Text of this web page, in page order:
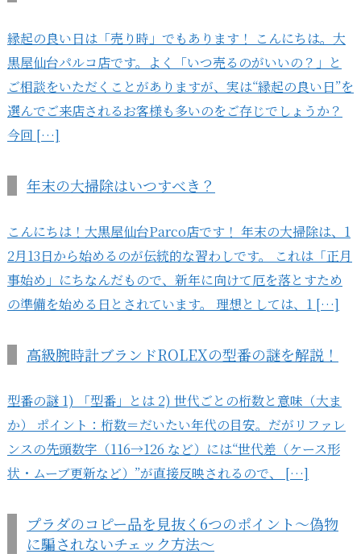
縁起の良い日は「売り時」でもあります！ こんにちは。大
黒屋仙台パルコ店です。よく「いつ売るのがいいの？」と
ご相談をいただくことがありますが、実は“縁起の良い日”を
選んでご来店されるお客様も多いのをご存じでしょうか？
今回 […]
年末の大掃除はいつすべき？
こんにちは！大黒屋仙台Parco店です！ 年末の大掃除は、1
2月13日から始めるのが伝統的な習わしです。 これは「正月
事始め」にちなんだもので、新年に向けて厄を落とすため
の準備を始める日とされています。 理想としては、1 […]
高級腕時計ブランドROLEXの型番の謎を解説！
型番の謎 1) 「型番」とは 2) 世代ごとの桁数と意味（大ま
か） ポイント：桁数＝だいたい年代の目安。だがリファレ
ンスの先頭数字（116→126 など）には“世代差（ケース形
状・ムーブ更新など）”が直接反映されるので、 […]
プラダのコピー品を見抜く6つのポイント～偽物
に騙されないチェック方法～